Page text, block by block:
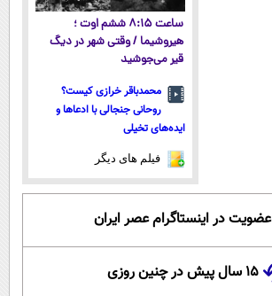
ساعت ۸:۱۵ ششم اوت ؛
هیروشیما / وقتی شهر در دیگ
قیر می‌جوشید
محمدباقر خرازی کیست؟
روحانی جنجالی با ادعاها و
ایده‌های تخیلی
فیلم های دیگر
عضویت در اینستاگرام عصر ایران
۱۵ سال پیش در چنین روزی